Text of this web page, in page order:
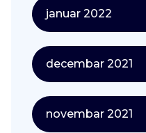
januar 2022
decembar 2021
novembar 2021